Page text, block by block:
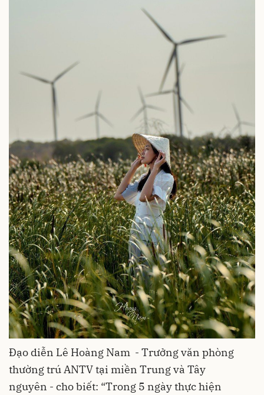
Đạo diễn Lê Hoàng Nam - Trưởng văn phòng
thường trú ANTV tại miền Trung và Tây
nguyên - cho biết: “Trong 5 ngày thực hiện